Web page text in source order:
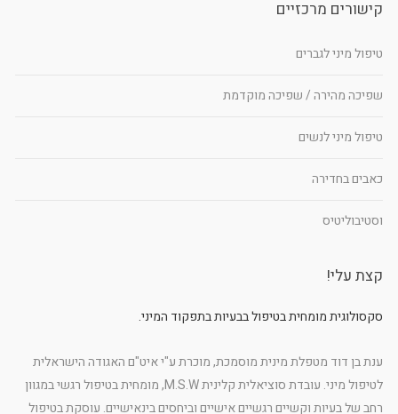
קישורים מרכזיים
טיפול מיני לגברים
שפיכה מהירה / שפיכה מוקדמת
טיפול מיני לנשים
כאבים בחדירה
וסטיבוליטיס
קצת עלי!
סקסולוגית מומחית בטיפול בבעיות בתפקוד המיני.
ענת בן דוד מטפלת מינית מוסמכת, מוכרת ע"י איט"ם האגודה הישראלית
לטיפול מיני. עובדת סוציאלית קלינית M.S.W, מומחית בטיפול רגשי במגוון
רחב של בעיות וקשיים רגשיים אישיים וביחסים בינאישיים. עוסקת בטיפול